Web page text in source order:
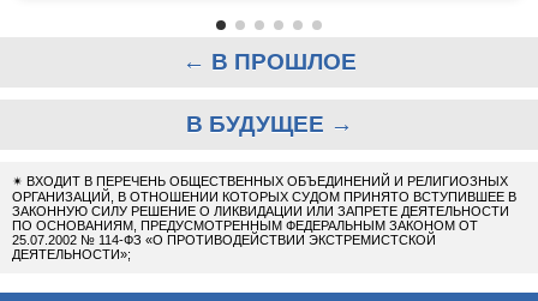
← В ПРОШЛОЕ
В БУДУЩЕЕ →
✴ ВХОДИТ В ПЕРЕЧЕНЬ ОБЩЕСТВЕННЫХ ОБЪЕДИНЕНИЙ И РЕЛИГИОЗНЫХ
ОРГАНИЗАЦИЙ, В ОТНОШЕНИИ КОТОРЫХ СУДОМ ПРИНЯТО ВСТУПИВШЕЕ В
ЗАКОННУЮ СИЛУ РЕШЕНИЕ О ЛИКВИДАЦИИ ИЛИ ЗАПРЕТЕ ДЕЯТЕЛЬНОСТИ
ПО ОСНОВАНИЯМ, ПРЕДУСМОТРЕННЫМ ФЕДЕРАЛЬНЫМ ЗАКОНОМ ОТ
25.07.2002 № 114-ФЗ «О ПРОТИВОДЕЙСТВИИ ЭКСТРЕМИСТСКОЙ
ДЕЯТЕЛЬНОСТИ»;